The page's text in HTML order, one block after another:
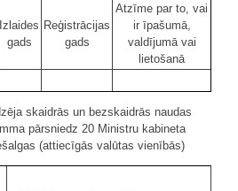
Izlaides
gads
Reģistrācijas
gads
Atzīme par to, vai
ir īpašumā,
valdījumā vai
lietošanā
skaidrās un bezskaidrās naudas
pārsniedz 20 Ministru kabineta
(attiecīgās valūtas vienībās)